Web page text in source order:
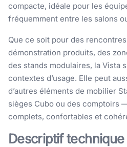
compacte, idéale pour les
fréquemment entre les salons
Que ce soit pour des
démonstration produits, des
des stands modulaires, la Vista
contextes d’usage. Elle peut
d’autres éléments de mobilier
sièges Cubo ou des comptoirs
complets, confortables et
Descriptif technique